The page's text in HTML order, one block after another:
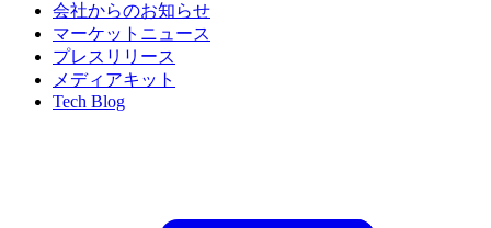
会社からのお知らせ
マーケットニュース
プレスリリース
メディアキット
Tech Blog